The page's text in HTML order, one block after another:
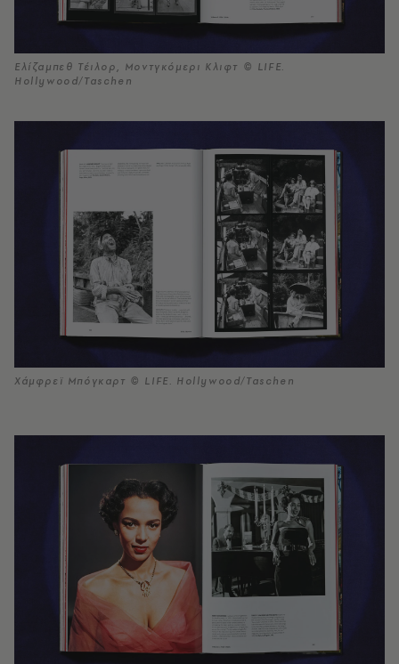
Ελίζαμπεθ Τέιλορ, Μοντγκόμερι Κλιφτ © LIFE.
Hollywood/Taschen
Χάμφρεϊ Μπόγκαρτ © LIFE. Hollywood/Taschen